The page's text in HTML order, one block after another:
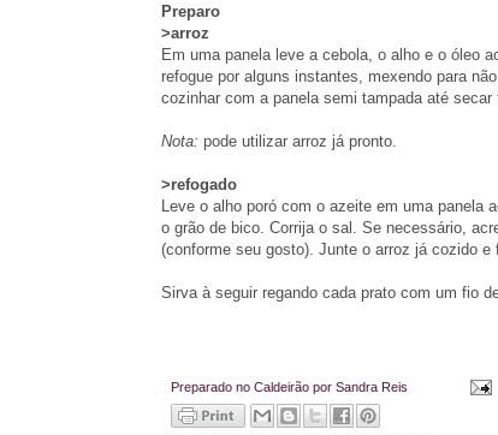
Preparo
>arroz
Em uma panela leve a cebola, o alho e o óleo
refogue por alguns instantes, mexendo para
cozinhar com a panela semi tampada até secar
Nota: pode utilizar arroz já pronto.
>refogado
Leve o alho poró com o azeite em uma
o grão de bico. Corrija o sal. Se necessário,
(conforme seu gosto). Junte o arroz já cozido e
Sirva à seguir regando cada prato com um fio
Preparado no Caldeirão por Sandra Reis